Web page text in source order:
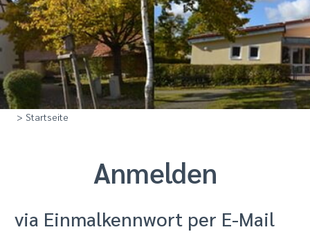
> Startseite
Anmelden
via Einmalkennwort per E-Mail